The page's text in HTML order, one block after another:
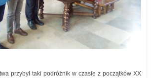
przybył taki podróżnik w czasie z początków XX